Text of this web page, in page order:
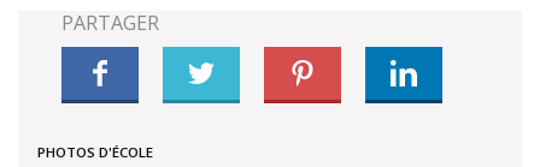
PHOTOS D'ÉCOLE